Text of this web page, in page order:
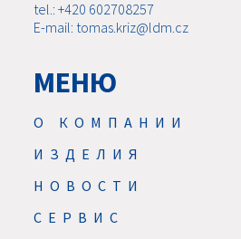
tel.: +420 602708257
E-mail: tomas.kriz@ldm.cz
МЕНЮ
О КОМПАНИИ
ИЗДЕЛИЯ
НОВОСТИ
CЕРВИС